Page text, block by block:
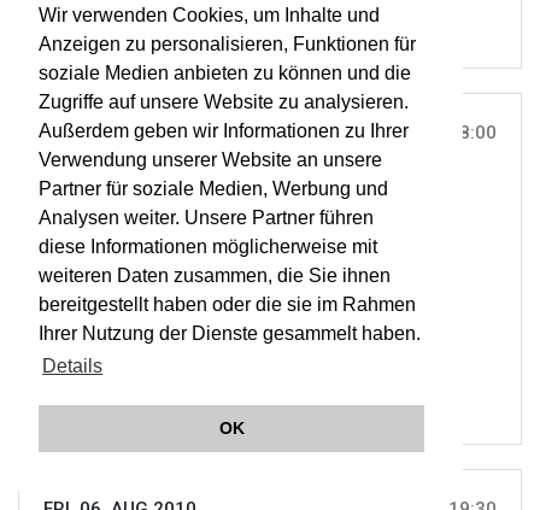
Wir verwenden Cookies, um Inhalte und
Anzeigen zu personalisieren, Funktionen für
soziale Medien anbieten zu können und die
Zugriffe auf unsere Website zu analysieren.
Außerdem geben wir Informationen zu Ihrer
Verwendung unserer Website an unsere
Partner für soziale Medien, Werbung und
Analysen weiter. Unsere Partner führen
diese Informationen möglicherweise mit
weiteren Daten zusammen, die Sie ihnen
bereitgestellt haben oder die sie im Rahmen
Ihrer Nutzung der Dienste gesammelt haben.
Details
OK
THU, 05. AUG 2010 18:00
BURGARENA, REINSBERG |ON TOUR
G.F. Händel: Acis & Galatea
ORCHESTER WIENER AKADEMIE
MARTIN HASELBÖCK
OWA